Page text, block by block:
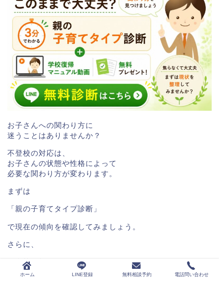
お子さんへの関わり方に
迷うことはありませんか？
不登校の対応は、
お子さんの状態や性格によって
必要な関わり方が変わります。
まずは
「親の子育てタイプ診断」
で現在の傾向を確認してみましょう。
さらに、
・学校復帰マニュアル動画
・不登校対応の考え方
ホーム LINE登録 無料相談予約 電話問い合わせ